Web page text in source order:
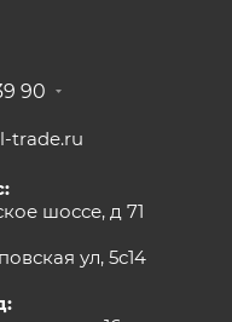
90
trade.ru
шоссе, д 71
ул, 5с14